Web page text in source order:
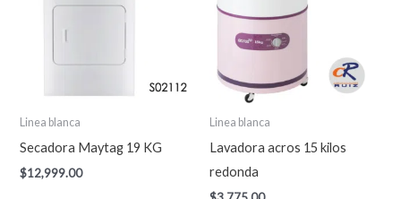
Linea blanca
Secadora Maytag 19 KG
$12,999.00
Linea blanca
Lavadora acros 15 kilos
redonda